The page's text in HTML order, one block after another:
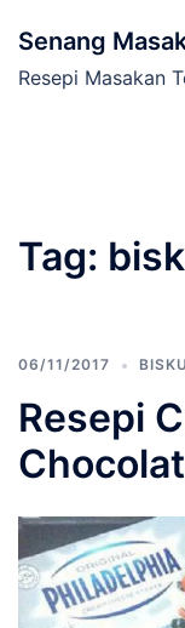
content
Senang
Resepi Masakan
Tag:
06/11/2017
Resepi